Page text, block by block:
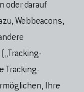
oder darauf
Webbeacons,
Tracking-
Ihre